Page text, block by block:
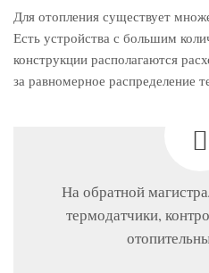
Для отопления существует
Есть устройства с большим
конструкции располагаются
за равномерное распределение
На обратной
термодатчики,